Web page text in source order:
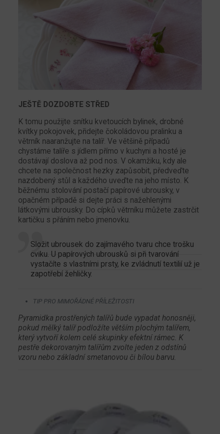
JEŠTĚ DOZDOBTE STŘED
K tomu použijte snítku kvetoucích bylinek, drobné
kvítky pokojovek, přidejte čokoládovou pralinku a
větrník naaranžujte na talíř. Ve většině případů
chystáme talíře s jídlem přímo v kuchyni a hosté je
dostávají doslova až pod nos. V okamžiku, kdy ale
chcete na společnost hezky zapůsobit, předveďte
nazdobený stůl a každého uveďte na jeho místo. K
běžnému stolování postačí papírové ubrousky, v
opačném případě si dejte práci s nažehlenými
látkovými ubrousky. Do cípků větrníku můžete zastrčit
kartičku s přáním nebo jmenovku.
Složit ubrousek do zajímavého tvaru chce trošku
cviku. U papírových ubrousků si při tvarování
vystačíte s vlastními prsty, ke zvládnutí textilií už je
zapotřebí žehličky.
TIP PRO MIMOŘÁDNÉ PŘÍLEŽITOSTI
Pyramidka prostřených talířů bude vypadat honosněji,
pokud mělký talíř podložíte větším plochým talířem,
který vytvoří kolem celé skupinky efektní rámec. K
pestře dekorovaným talířům zvolte jeden z odstínů
vzoru nebo základní smetanovou či bílou barvu.